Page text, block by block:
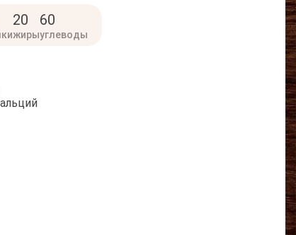
20
жиры
60
углеводы